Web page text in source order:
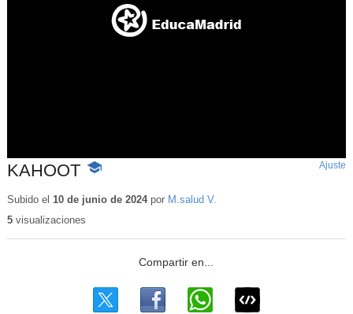
KAHOOT -
educativo
Ajuste
Subido el 10 de junio de 2024por M.salud V.
5visualizaciones